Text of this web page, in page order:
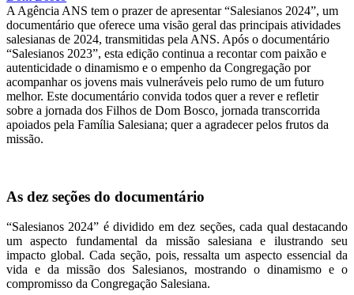
A Agência ANS tem o prazer de apresentar “Salesianos 2024”, um
documentário que oferece uma visão geral das principais atividades
salesianas de 2024, transmitidas pela ANS. Após o documentário
“Salesianos 2023”, esta edição continua a recontar com paixão e
autenticidade o dinamismo e o empenho da Congregação por
acompanhar os jovens mais vulneráveis pelo rumo de um futuro
melhor. Este documentário convida todos quer a rever e refletir
sobre a jornada dos Filhos de Dom Bosco, jornada transcorrida
apoiados pela Família Salesiana; quer a agradecer pelos frutos da
missão.
As dez seções do documentário
“Salesianos 2024” é dividido em dez seções, cada qual destacando
um aspecto fundamental da missão salesiana e ilustrando seu
impacto global. Cada seção, pois, ressalta um aspecto essencial da
vida e da missão dos Salesianos, mostrando o dinamismo e o
compromisso da Congregação Salesiana.